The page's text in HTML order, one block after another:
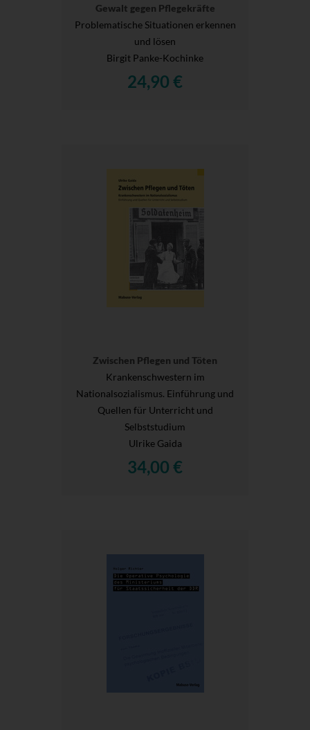
Gewalt gegen Pflegekräfte
Problematische Situationen erkennen
und lösen
Birgit Panke-Kochinke
24,90 €
Zwischen Pflegen und Töten
Krankenschwestern im
Nationalsozialismus. Einführung und
Quellen für Unterricht und
Selbststudium
Ulrike Gaida
34,00 €